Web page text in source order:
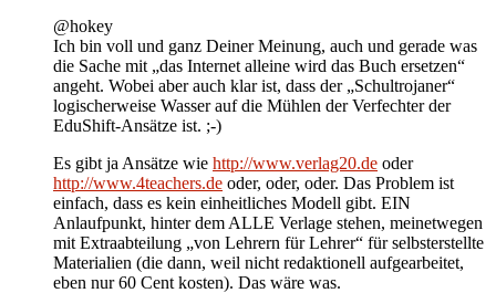
@hokey
Ich bin voll und ganz Deiner Meinung, auch und gerade was
die Sache mit „das Internet alleine wird das Buch ersetzen“
angeht. Wobei aber auch klar ist, dass der „Schultrojaner“
logischerweise Wasser auf die Mühlen der Verfechter der
EduShift-Ansätze ist. ;-)
Es gibt ja Ansätze wie http://www.verlag20.de oder
http://www.4teachers.de oder, oder, oder. Das Problem ist
einfach, dass es kein einheitliches Modell gibt. EIN
Anlaufpunkt, hinter dem ALLE Verlage stehen, meinetwegen
mit Extraabteilung „von Lehrern für Lehrer“ für selbsterstellte
Materialien (die dann, weil nicht redaktionell aufgearbeitet,
eben nur 60 Cent kosten). Das wäre was.